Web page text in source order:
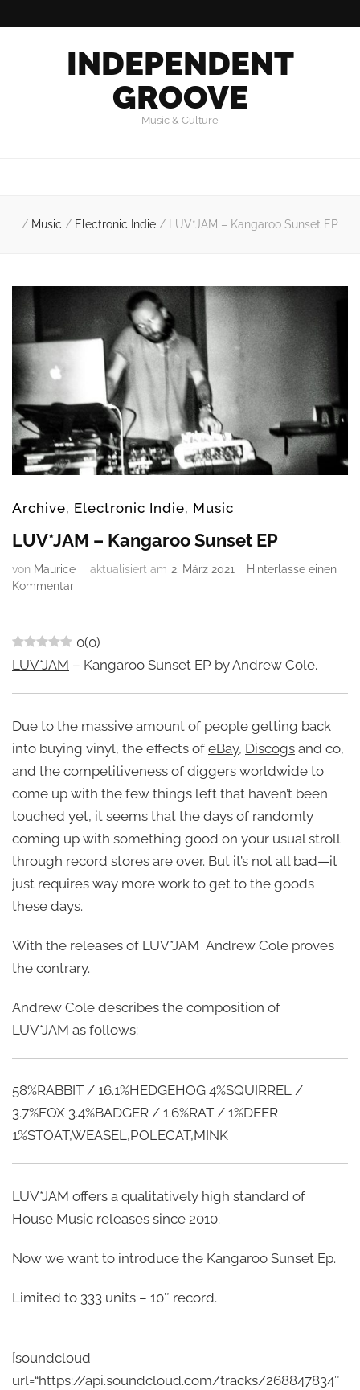
INDEPENDENT
GROOVE
Music & Culture
/ Music / Electronic Indie / LUV*JAM – Kangaroo Sunset EP
Archive, Electronic Indie, Music
LUV*JAM – Kangaroo Sunset EP
von Maurice aktualisiert am 2. März 2021
Hinterlasse einen
Kommentarzu
Kangaroo
EP
0(0)
LUV*JAM – Kangaroo Sunset EP by Andrew Cole.
Due to the massive amount of people getting back
into buying vinyl, the effects of eBay, Discogs and co,
and the competitiveness of diggers worldwide to
come up with the few things left that haven’t been
touched yet, it seems that the days of randomly
coming up with something good on your usual stroll
through record stores are over. But it’s not all bad—it
just requires way more work to get to the goods
these days.
With the releases of LUV*JAM Andrew Cole proves
the contrary.
Andrew Cole describes the composition of
LUV*JAM as follows:
58%RABBIT / 16.1%HEDGEHOG 4%SQUIRREL /
3.7%FOX 3.4%BADGER / 1.6%RAT / 1%DEER
1%STOAT,WEASEL,POLECAT,MINK
LUV*JAM offers a qualitatively high standard of
House Music releases since 2010.
Now we want to introduce the Kangaroo Sunset Ep.
Limited to 333 units – 10″ record.
[soundcloud
url=“https://api.soundcloud.com/tracks/268847834″